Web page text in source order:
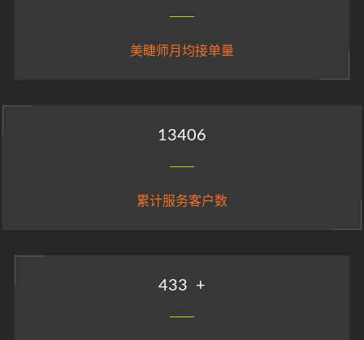
美睫师月均接单量
14896
累计服务客户数
482 +